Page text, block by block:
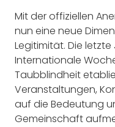
Mit der offiziellen
nun eine neue
Legitimität. Die
Internationale
Taubblindheit
Veranstaltungen,
auf die Bedeutung
Gemeinschaft